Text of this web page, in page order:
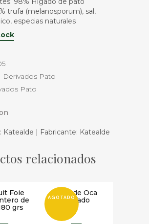
trufa (melanosporum), sal,
especias naturales
Derivados Pato
Pato
Katealde | Fabricante: Katealde
relacionados
Foie
de
grs
AGOTADO
Bloc de Oca
Trufado